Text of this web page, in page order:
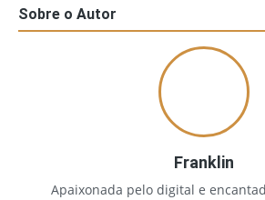
Sobre o Autor
Franklin
Apaixonada pelo digital e